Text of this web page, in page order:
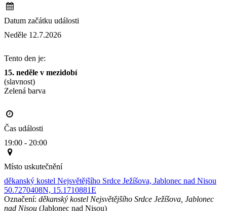
Datum začátku události
Neděle 12.7.2026
Tento den je:
15. neděle v mezidobí
(slavnost)
Zelená barva
Čas události
19:00 - 20:00
Místo uskutečnění
děkanský kostel Nejsvětějšího Srdce Ježíšova, Jablonec nad Nisou
50.7270408N, 15.1710881E
Označení: děkanský kostel Nejsvětějšího Srdce Ježíšova, Jablonec
nad Nisou (Jablonec nad Nisou)